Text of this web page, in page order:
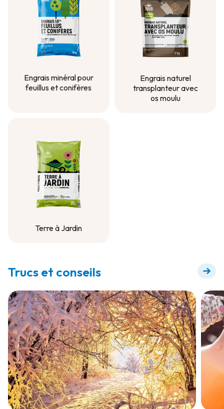
Engrais minéral pour
feuillus et conifères
Engrais naturel
transplanteur avec
os moulu
Terre à Jardin
Trucs et conseils